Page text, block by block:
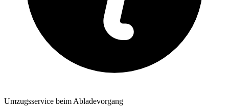
Umzugsservice beim Abladevorgang